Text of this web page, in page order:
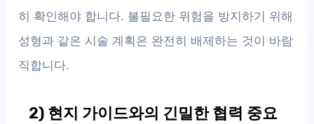
히 확인해야 합니다. 불필요한 위험을 방지하기 위해
성형과 같은 시술 계획은 완전히 배제하는 것이 바람
직합니다.
2) 현지 가이드와의 긴밀한 협력 중요